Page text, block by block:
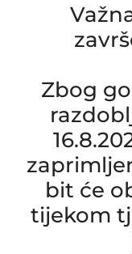
Zbog
bit će
tijekom